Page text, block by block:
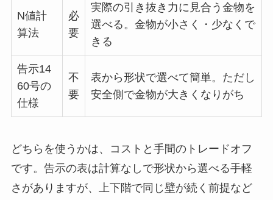
N値計
算法
必
要
実際の引き抜き力に見合う金物を
選べる。金物が小さく・少なくで
きる
告示14
60号の
仕様
不
要
表から形状で選べて簡単。ただし
安全側で金物が大きくなりがち
どちらを使うかは、コストと手間のトレードオフ
です。告示の表は計算なしで形状から選べる手軽
さがありますが、上下階で同じ壁が続く前提など